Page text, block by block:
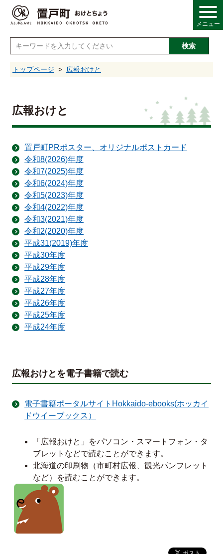
メニュー
検索
トップページ 広報おけと
広報おけと
置戸町PRポスター、オリジナルポストカード
令和8(2026)年度
令和7(2025)年度
令和6(2024)年度
令和5(2023)年度
令和4(2022)年度
令和3(2021)年度
令和2(2020)年度
平成31(2019)年度
平成30年度
平成29年度
平成28年度
平成27年度
平成26年度
平成25年度
平成24年度
広報おけとを電子書籍で読む
電子書籍ポータルサイトHokkaido-ebooks(ホッカイ
ドウイーブックス）
「広報おけと」をパソコン・スマートフォン・タ
ブレットなどで読むことができます。
北海道の印刷物（市町村広報、観光パンフレット
など）を読むことができます。
祉
化